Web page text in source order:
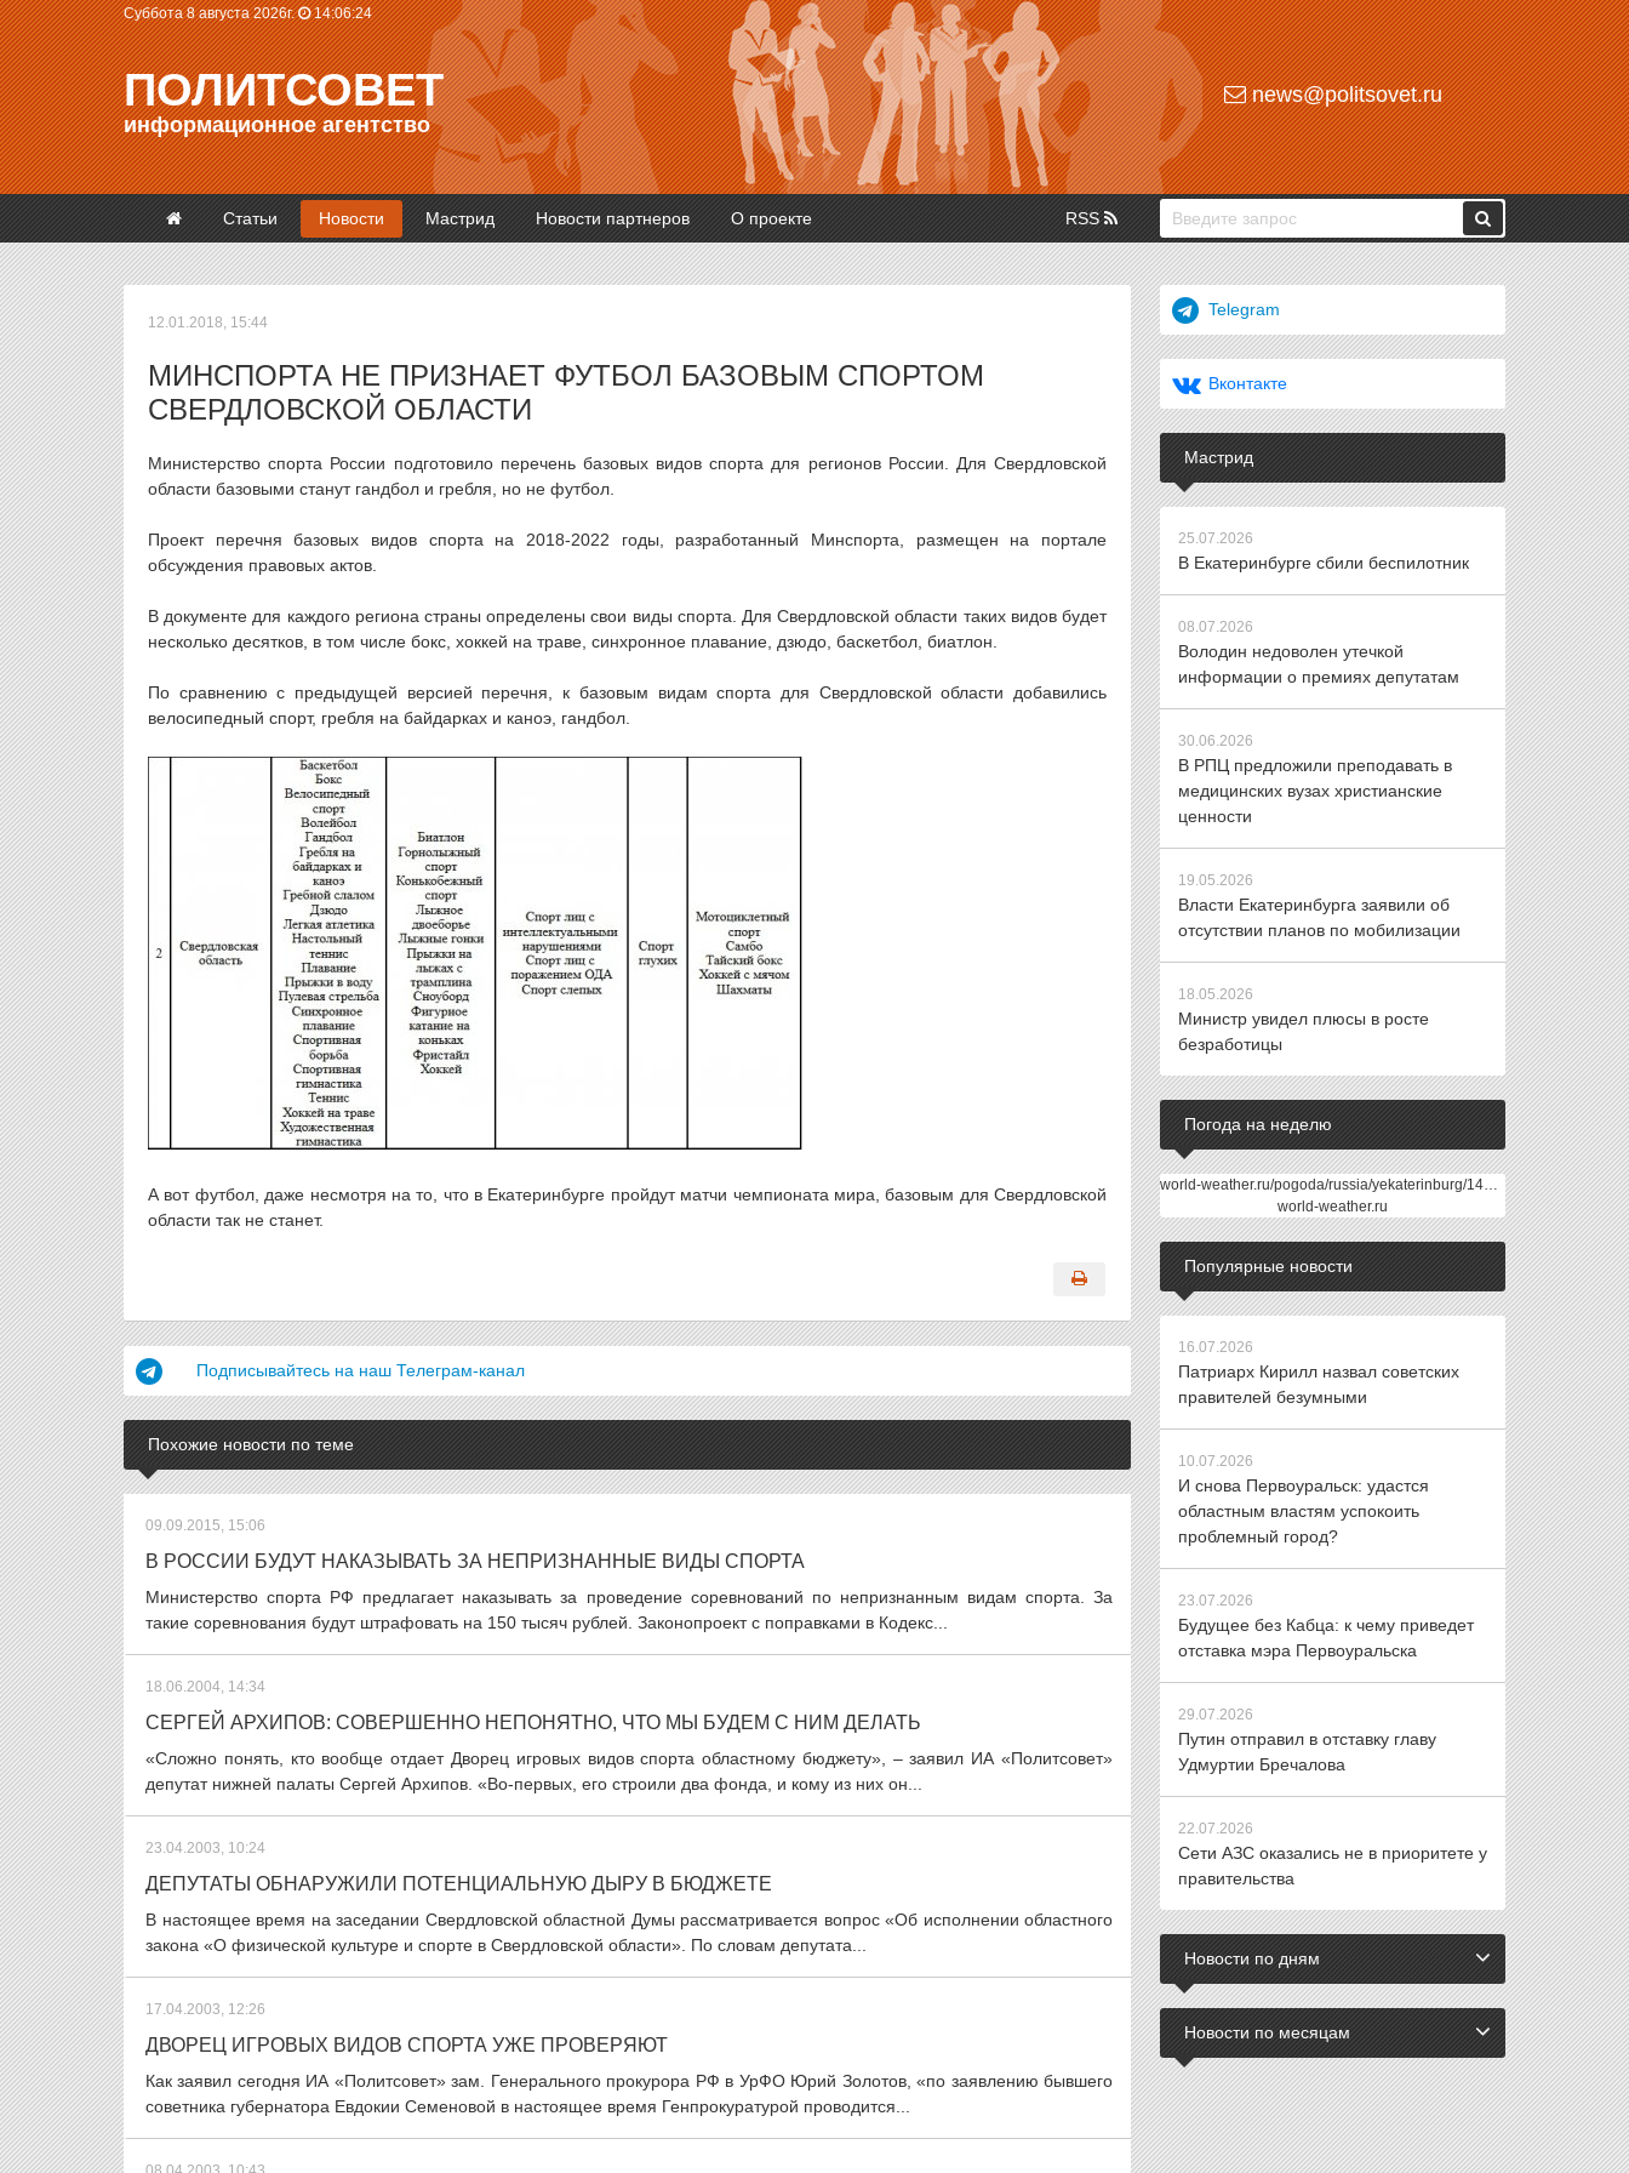
Суббота 8 августа 2026г. 14:06:24
ПОЛИТСОВЕТ
информационное агентство
news@politsovet.ru
Статьи Новости Мастрид Новости партнеров О проекте RSS
12.01.2018, 15:44
МИНСПОРТА НЕ ПРИЗНАЕТ ФУТБОЛ БАЗОВЫМ СПОРТОМ
СВЕРДЛОВСКОЙ ОБЛАСТИ
Министерство спорта России подготовило перечень базовых видов спорта для регионов России. Для Свердловской
области базовыми станут гандбол и гребля, но не футбол.
Проект перечня базовых видов спорта на 2018-2022 годы, разработанный Минспорта, размещен на портале
обсуждения правовых актов.
В документе для каждого региона страны определены свои виды спорта. Для Свердловской области таких видов будет
несколько десятков, в том числе бокс, хоккей на траве, синхронное плавание, дзюдо, баскетбол, биатлон.
По сравнению с предыдущей версией перечня, к базовым видам спорта для Свердловской области добавились
велосипедный спорт, гребля на байдарках и каноэ, гандбол.
А вот футбол, даже несмотря на то, что в Екатеринбурге пройдут матчи чемпионата мира, базовым для Свердловской
области так не станет.
Подписывайтесь на наш Телеграм-канал
Похожие новости по теме
09.09.2015, 15:06
В РОССИИ БУДУТ НАКАЗЫВАТЬ ЗА НЕПРИЗНАННЫЕ ВИДЫ СПОРТА
Министерство спорта РФ предлагает наказывать за проведение соревнований по непризнанным видам спорта. За
такие соревнования будут штрафовать на 150 тысяч рублей. Законопроект с поправками в Кодекс...
18.06.2004, 14:34
СЕРГЕЙ АРХИПОВ: СОВЕРШЕННО НЕПОНЯТНО, ЧТО МЫ БУДЕМ С НИМ ДЕЛАТЬ
«Сложно понять, кто вообще отдает Дворец игровых видов спорта областному бюджету», – заявил ИА «Политсовет»
депутат нижней палаты Сергей Архипов. «Во-первых, его строили два фонда, и кому из них он...
23.04.2003, 10:24
ДЕПУТАТЫ ОБНАРУЖИЛИ ПОТЕНЦИАЛЬНУЮ ДЫРУ В БЮДЖЕТЕ
В настоящее время на заседании Свердловской областной Думы рассматривается вопрос «Об исполнении областного
закона «О физической культуре и спорте в Свердловской области». По словам депутата...
17.04.2003, 12:26
ДВОРЕЦ ИГРОВЫХ ВИДОВ СПОРТА УЖЕ ПРОВЕРЯЮТ
Как заявил сегодня ИА «Политсовет» зам. Генерального прокурора РФ в УрФО Юрий Золотов, «по заявлению бывшего
советника губернатора Евдокии Семеновой в настоящее время Генпрокуратурой проводится...
Telegram
Вконтакте
Мастрид
25.07.2026
В Екатеринбурге сбили беспилотник
08.07.2026
Володин недоволен утечкой
информации о премиях депутатам
30.06.2026
В РПЦ предложили преподавать в
медицинских вузах христианские
ценности
19.05.2026
Власти Екатеринбурга заявили об
отсутствии планов по мобилизации
18.05.2026
Министр увидел плюсы в росте
безработицы
Погода на неделю
world-weather.ru/pogoda/russia/yekaterinburg/14days/
world-weather.ru
Популярные новости
16.07.2026
Патриарх Кирилл назвал советских
правителей безумными
10.07.2026
И снова Первоуральск: удастся
областным властям успокоить
проблемный город?
23.07.2026
Будущее без Кабца: к чему приведет
отставка мэра Первоуральска
29.07.2026
Путин отправил в отставку главу
Удмуртии Бречалова
22.07.2026
Сети АЗС оказались не в приоритете у
правительства
Новости по дням
Новости по месяцам